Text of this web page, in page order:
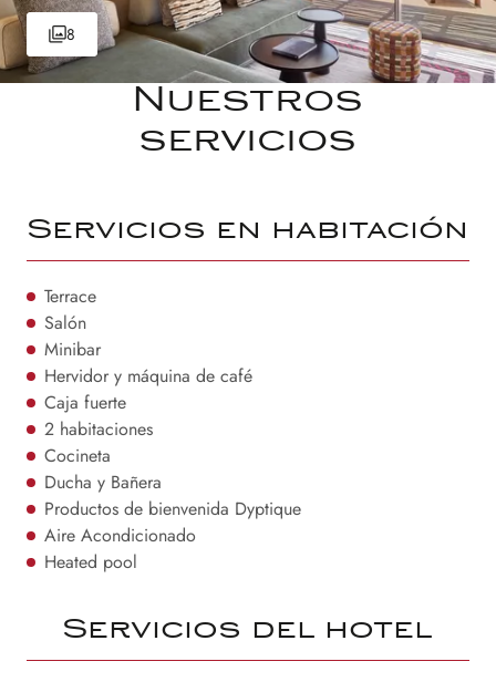
8
Nuestros
servicios
Servicios en habitación
Terrace
Salón
Minibar
Hervidor y máquina de café
Caja fuerte
2 habitaciones
Cocineta
Ducha y Bañera
Productos de bienvenida Dyptique
Aire Acondicionado
Heated pool
Servicios del hotel